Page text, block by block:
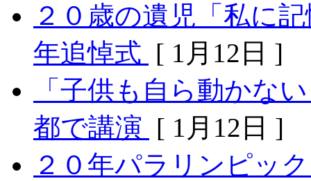
２０歳の遺児「私に
年追悼式 [ 1月12日 ]
「子供も自ら動かな
都で講演 [ 1月12日 ]
２０年パラリンピッ